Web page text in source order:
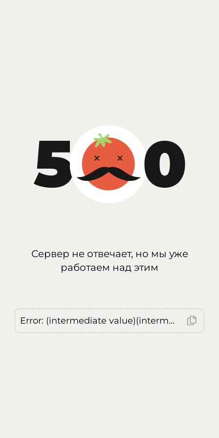
Сервер не отвечает, но мы уже
работаем над этим
Error: (intermediate value)(intermediate value)(intermediate value).replaceAll is not a function